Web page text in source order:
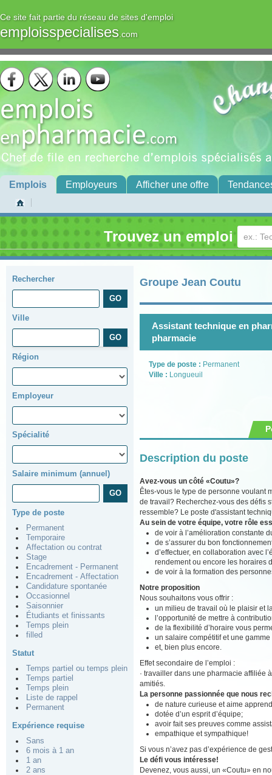
Ce site fait partie du réseau de sites d'emploi
emploisspecialises.com
Emplois Employeurs Afficher une offre
Trouvez un emploi
Rechercher
Ville
Région
Employeur
Spécialité
Salaire minimum (annuel)
Type de poste
Permanent
Temporaire
Affectation ou contrat
Stage
Encadrement - Permanent
Encadrement - Affectation
Candidature spontanée
Occasionnel
Saisonnier
Étudiants et finissants
Temps plein
filled
Statut
Temps partiel ou temps plein
Temps partiel
Temps plein
Liste de rappel
Permanent
Expérience requise
Sans
6 mois à 1 an
1 an
2 ans
Groupe Jean Coutu
Assistant technique en
pharmacie
Type de poste : Permanent
Ville : Longueuil
Description du poste
Avez-vous un côté «Coutu»?
Êtes-vous le type de personne voulant
de travail? Recherchez-vous des défis
ressemble? Le poste d'assistant
Au sein de votre équipe, votre rôle
de voir à l’amélioration constante
de s’assurer du bon
d’effectuer, en collaboration avec
rendement ou encore les horaires
de voir à la formation des
Notre proposition
Nous souhaitons vous offrir :
un milieu de travail où le plaisir et
l’opportunité de mettre à
de la flexibilité d’horaire vous
un salaire compétitif et une gamme
et, bien plus encore.
Effet secondaire de l’emploi :
· travailler dans une pharmacie affiliée
amitiés.
La personne passionnée que nous
de nature curieuse et aime
dotée d’un esprit d’équipe;
avoir fait ses preuves comme
empathique et sympathique!
Si vous n’avez pas d’expérience de
Le défi vous intéresse!
Devenez, vous aussi, un «Coutu» en